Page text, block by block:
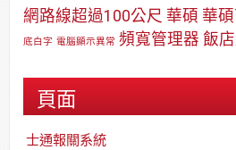
網路線超過100公尺 華碩 華
底白字 電腦顯示異常 頻寬管理器 飯
頁面
士通報關系統